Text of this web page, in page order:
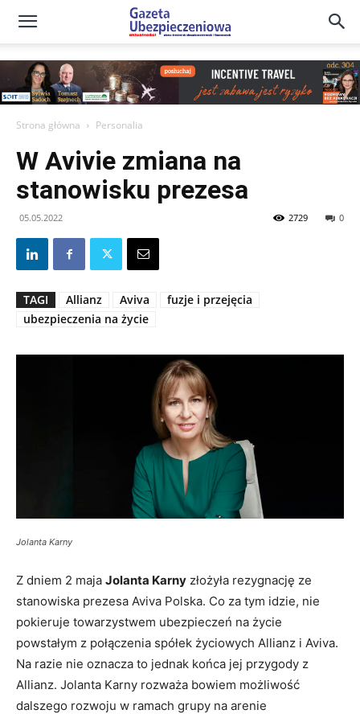
Gazeta
Ubezpieczeniowa
Portal
Strona główna Personalia
W Avivie zmiana na
stanowisku prezesa
05.05.2022 0
2729
TAGI Allianz Aviva
fuzje i przejęcia
ubezpieczenia na życie
Jolanta Karny
Z dniem 2 maja Jolanta Karny złożyła rezygnację ze
stanowiska prezesa Aviva Polska. Co za tym idzie, nie
pokieruje towarzystwem ubezpieczeń na życie
powstałym z połączenia spółek życiowych Allianz i Aviva.
Na razie nie oznacza to jednak końca jej przygody z
Allianz. Jolanta Karny rozważa bowiem możliwość
dalszego rozwoju w ramach grupy na arenie